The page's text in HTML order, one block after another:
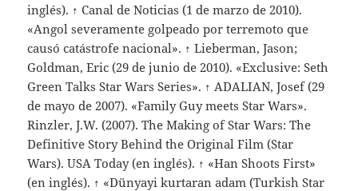
inglés). ↑ Canal de Noticias (1 de marzo de 2010).
«Angol severamente golpeado por terremoto que
causó catástrofe nacional». ↑ Lieberman, Jason;
Goldman, Eric (29 de junio de 2010). «Exclusive: Seth
Green Talks Star Wars Series». ↑ ADALIAN, Josef (29
de mayo de 2007). «Family Guy meets Star Wars».
Rinzler, J.W. (2007). The Making of Star Wars: The
Definitive Story Behind the Original Film (Star
Wars). USA Today (en inglés). ↑ «Han Shoots First»
(en inglés). ↑ «Dünyayi kurtaran adam (Turkish Star